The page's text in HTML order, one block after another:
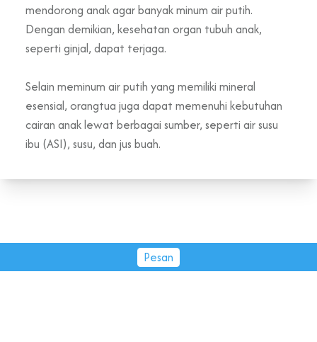
mendorong anak agar banyak minum air putih.
Dengan demikian, kesehatan organ tubuh anak,
seperti ginjal, dapat terjaga.
Selain meminum air putih yang memiliki mineral
esensial, orangtua juga dapat memenuhi kebutuhan
cairan anak lewat berbagai sumber, seperti air susu
ibu (ASI), susu, dan jus buah.
Pesan